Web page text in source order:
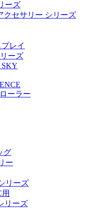
ーズ
クセサリー シリーズ
レイ
ーズ
SKY
ーラー
グ
ー
リーズ
リーズ